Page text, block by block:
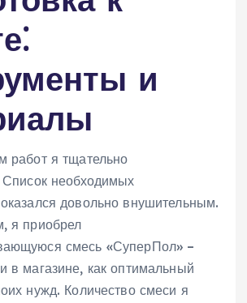
и
работ я тщательно
Список необходимых
довольно внушительным.
я приобрел
смесь «СуперПол» –
в магазине, как оптимальный
нужд. Количество смеси я